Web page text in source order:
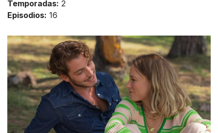
Temporadas: 2
Episodios: 16